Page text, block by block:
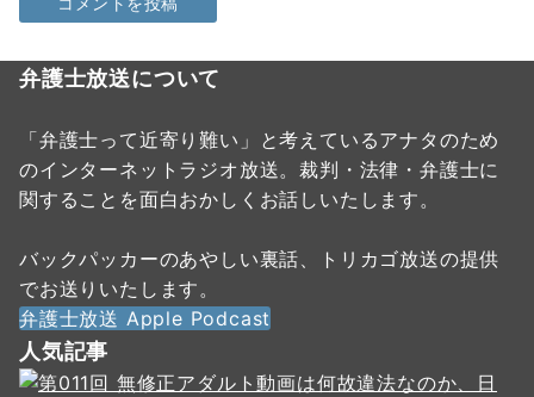
弁護士放送について
「弁護士って近寄り難い」と考えているアナタのため
のインターネットラジオ放送。裁判・法律・弁護士に
関することを面白おかしくお話しいたします。
バックパッカーのあやしい裏話、トリカゴ放送の提供
でお送りいたします。
弁護士放送 Apple Podcast
人気記事